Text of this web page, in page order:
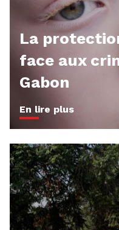
La
face aux
Gabon
En lire plus